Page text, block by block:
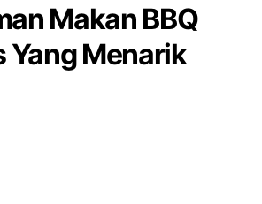
Makan BBQ
Yang Menarik